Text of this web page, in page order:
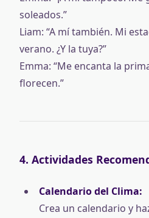
soleados.”
Liam: “A mí también. Mi
verano. ¿Y la tuya?”
Emma: “Me encanta la
florecen.”
4. Actividades
Calendario del Clima:
Crea un calendario y